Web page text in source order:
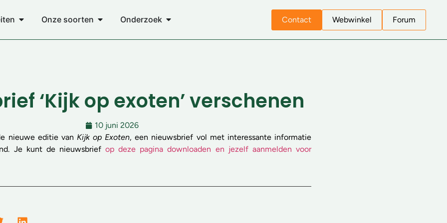
Onze soorten Onderzoek Contact Webwinkel Forum
‘Kijk op exoten’ verschenen
10 juni 2026
nieuwe editie van Kijk op Exoten, een nieuwsbrief vol met interessante informatie
Je kunt de nieuwsbriefop deze pagina downloaden en jezelf aanmelden voor